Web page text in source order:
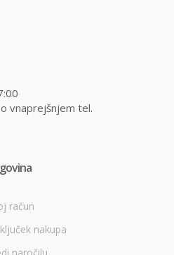
vnaprejšnjem tel.
račun
nakupa